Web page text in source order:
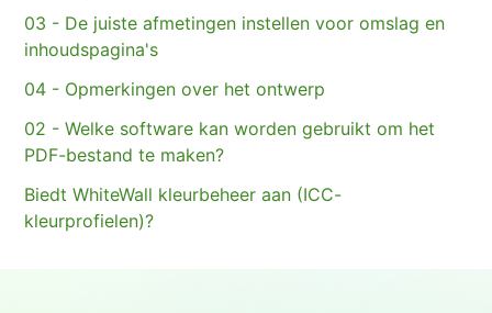
03 - De juiste afmetingen instellen voor omslag en
inhoudspagina's
04 - Opmerkingen over het ontwerp
02 - Welke software kan worden gebruikt om het
PDF-bestand te maken?
Biedt WhiteWall kleurbeheer aan (ICC-
kleurprofielen)?